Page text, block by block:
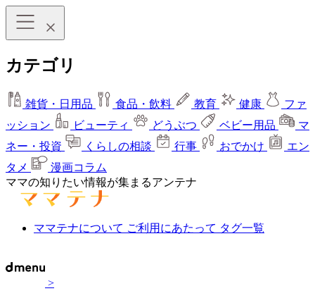
カテゴリ
雑貨・日用品 食品・飲料 教育 健康
ファ
ッション
ビューティ どうぶつ ベビー用品
マ
ネー・投資
くらしの相談 行事 おでかけ
エン
タメ
漫画コラム
ママの知りたい情報が集まるアンテナ
ママテナについて ご利用にあたって タグ一覧
>